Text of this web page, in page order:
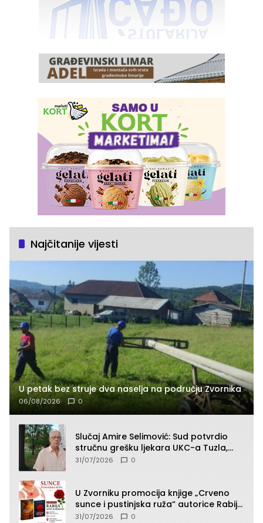
Najčitanije vijesti
U petak bez struje dva naselja na području Zvornika
06/08/2026 0
Slučaj Amire Selimović: Sud potvrdio
stručnu grešku ljekara UKC-a Tuzla,
presudan dokaz ostala obdukcija
31/07/2026 0
U Zvorniku promocija knjige „Crveno
sunce i pustinjska ruža“ autorice Rabije
Avdić-Hamidović
31/07/2026 0